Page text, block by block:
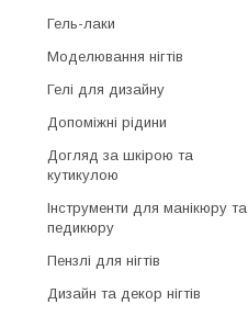
Гель-лаки
Моделювання нігтів
Гелі для дизайну
Допоміжні рідини
Догляд за шкірою та
кутикулою
Інструменти для манікюру та
педикюру
Пензлі для нігтів
Дизайн та декор нігтів